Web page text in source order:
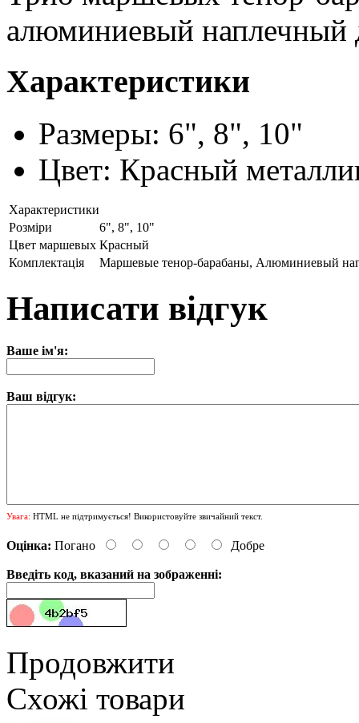
алюминиевый наплечный
Характеристики
Размеры: 6", 8", 10"
Цвет: Красный
Характеристики
Розміри
6", 8", 10"
Цвет маршевых Красный
Комплектація
Маршевые тенор-барабаны, Алюминиевый
Написати відгук
Ваше ім'я:
Ваш відгук:
Увага: HTML не підтримується! Використовуйте звичайний текст.
Оцінка: Погано Добре
Введіть код, вказаний на зображенні:
Продовжити
Схожі товари